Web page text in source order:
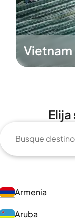
Vietnam
Elija
Armenia
Aruba